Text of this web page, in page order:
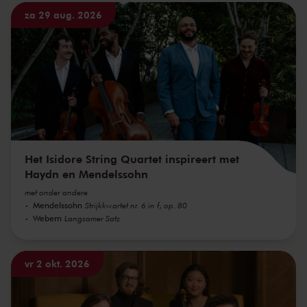
za 29 aug. 2026
Het Isidore String Quartet inspireert met
Haydn en Mendelssohn
met onder andere
Mendelssohn Strijkkwartet nr. 6 in f, op. 80
Webern Langsamer Satz
vr 2 okt. 2026